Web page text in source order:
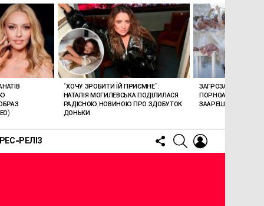
РЕЛІЗ
FOLLOW
US
SEARCH
“ХОЧУ ЗРОБИТИ ЇЙ ПРИЄМНЕ”:
НАТАЛІЯ МОГИЛЕВСЬКА ПОДІЛИЛАСЯ
РАДІСНОЮ НОВИНОЮ ПРО ЗДОБУТОК
ДОНЬКИ
ЗАГРОЗА 15 РОКІВ
ПОРНОАКТОРКА
ЗААРЕШТОВАНА НА